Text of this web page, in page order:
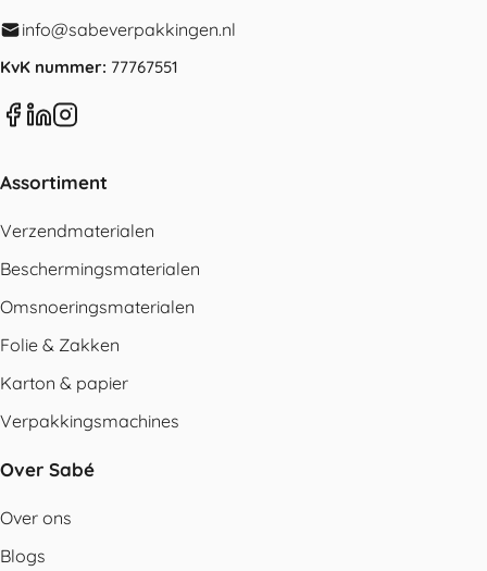
info@sabeverpakkingen.nl
KvK nummer: 77767551
Assortiment
Verzendmaterialen
Beschermingsmaterialen
Omsnoeringsmaterialen
Folie & Zakken
Karton & papier
Verpakkingsmachines
Over Sabé
Over ons
Blogs